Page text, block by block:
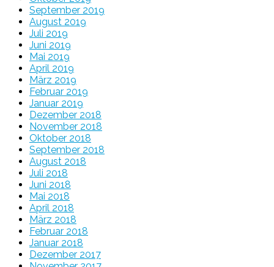
September 2019
August 2019
Juli 2019
Juni 2019
Mai 2019
April 2019
März 2019
Februar 2019
Januar 2019
Dezember 2018
November 2018
Oktober 2018
September 2018
August 2018
Juli 2018
Juni 2018
Mai 2018
April 2018
März 2018
Februar 2018
Januar 2018
Dezember 2017